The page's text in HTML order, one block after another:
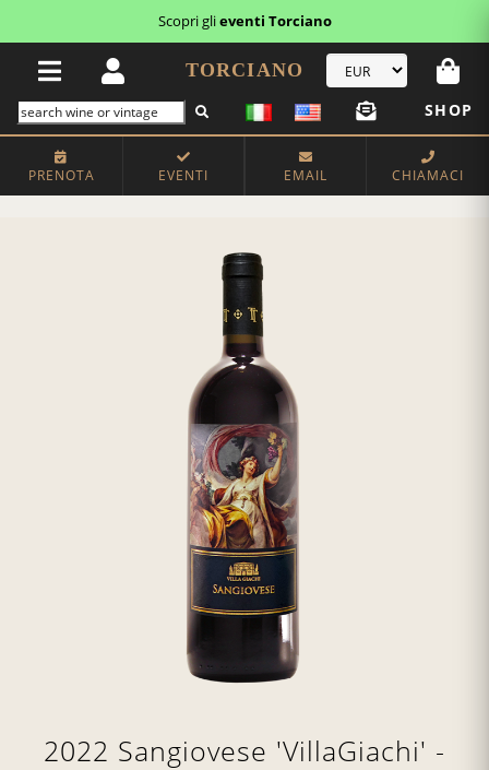
Scopri glieventi Torciano
TORCIANO
SHOP
PRENOTA EVENTI EMAIL CHIAMACI
2022 Sangiovese 'VillaGiachi' -